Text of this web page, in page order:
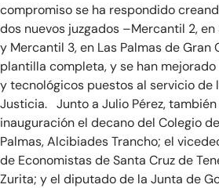
compromiso se ha respondido
dos nuevos juzgados –Mercantil 2, en
y Mercantil 3, en Las Palmas de
plantilla completa, y se han
y tecnológicos puestos al servicio de
Justicia. Junto a Julio Pérez,
inauguración el decano del Colegio
Palmas, Alcibiades Trancho; el
de Economistas de Santa Cruz de
Zurita; y el diputado de la Junta de